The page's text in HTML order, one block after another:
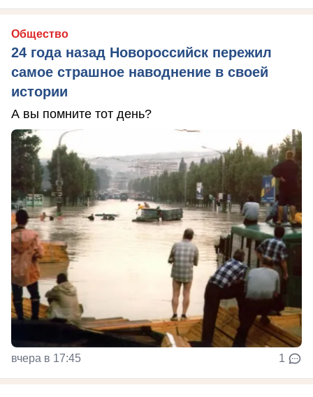
Общество
24 года назад Новороссийск пережил
самое страшное наводнение в своей
истории
А вы помните тот день?
вчера в 17:45 1